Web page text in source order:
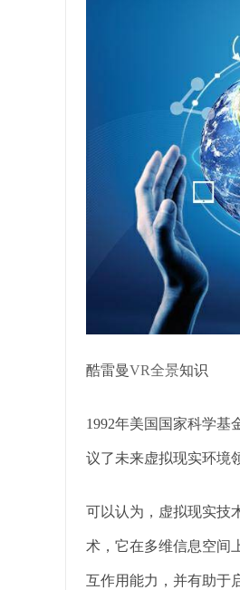
酷雷曼VR全景知识
1992年美国国家科学基
议了未来虚拟现实环境
可以认为，虚拟现实技
术，它在多维信息空间
互作用能力，并有助于